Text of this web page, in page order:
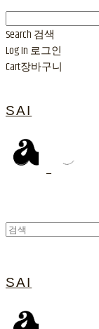
Search 검색
Log In 로그인
Cart장바구니
SAI
SAI